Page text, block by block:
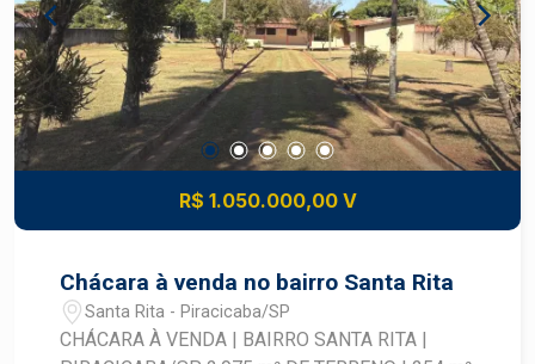
R$ 1.050.000,00 V
Chácara à venda no bairro Santa Rita
Santa Rita - Piracicaba/SP
CHÁCARA À VENDA | BAIRRO SANTA RITA |